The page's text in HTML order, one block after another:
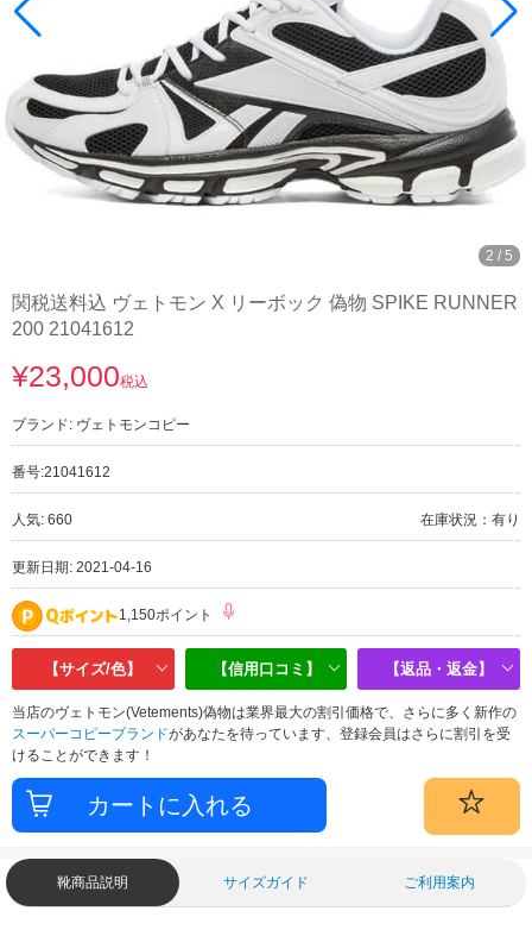
3 / 5
関税送料込 ヴェトモン X リーボック 偽物 SPIKE RUNNER
200 21041612
¥23,000税込
ブランド: ヴェトモンコピー
番号:21041612
人気: 660 在庫状況：有り
更新日期: 2021-04-16
1,150ポイント
【サイズ/色】 【信用口コミ】 【返品・返金】
当店のヴェトモン(Vetements)偽物は業界最大の割引価格で、さらに多く新作の
スーパーコピーブランドがあなたを待っています、登録会員はさらに割引を受
けることができます！
靴商品説明 サイズガイド ご利用案内